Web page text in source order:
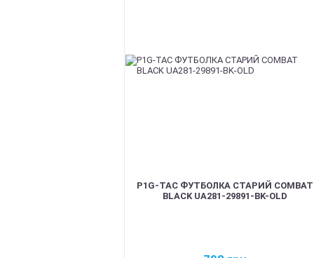
P1G-TAC ФУТБОЛКА СТАРИЙ COMBAT
BLACK UA281-29891-BK-OLD